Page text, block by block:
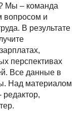
Мы – команда
вопросом и
В результате
перспективах
Все данные в
Над материалом
редактор,